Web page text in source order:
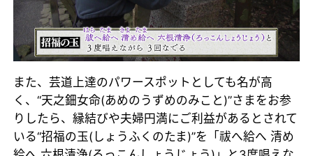
また、芸道上達のパワースポットとしても名が高
く、“天之鈿女命(あめのうずめのみこと)”さまをお参
りしたら、縁結びや夫婦円満にご利益があるとされて
いる“招福の玉(しょうふくのたま)”を「祓へ給へ 清め